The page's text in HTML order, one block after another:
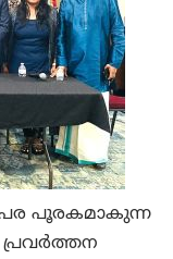
പൂരകമാകുന്ന